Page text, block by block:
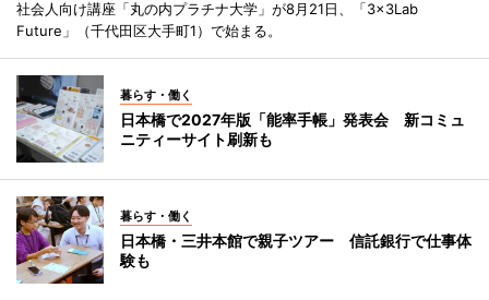
社会人向け講座「丸の内プラチナ大学」が8月21日、「3×3Lab
Future」（千代田区大手町1）で始まる。
暮らす・働く
日本橋で2027年版「能率手帳」発表会 新コミュ
ニティーサイト刷新も
暮らす・働く
日本橋・三井本館で親子ツアー 信託銀行で仕事体
験も